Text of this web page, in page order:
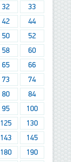
32
33
42
44
50
52
58
60
65
66
73
74
80
84
95
100
125
130
143
145
180
190